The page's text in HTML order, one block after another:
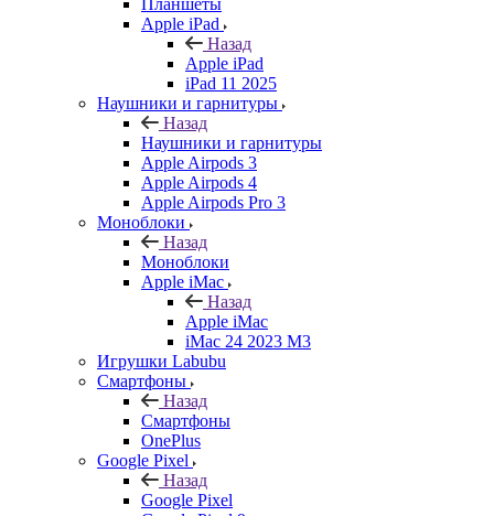
Планшеты
Apple iPad
Назад
Apple iPad
iPad 11 2025
Наушники и гарнитуры
Назад
Наушники и гарнитуры
Apple Airpods 3
Apple Airpods 4
Apple Airpods Pro 3
Моноблоки
Назад
Моноблоки
Apple iMac
Назад
Apple iMac
iMac 24 2023 M3
Игрушки Labubu
Смартфоны
Назад
Смартфоны
OnePlus
Google Pixel
Назад
Google Pixel